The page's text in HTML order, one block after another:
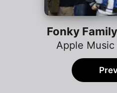
Fonky
Apple Music